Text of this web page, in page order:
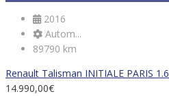
2016
Autom...
89790 km
Renault Talisman INITIALE PARIS
14.990,00€